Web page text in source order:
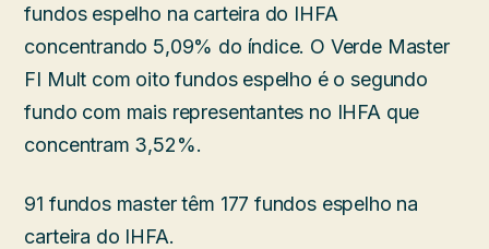
fundos espelho na carteira do IHFA
concentrando 5,09% do índice. O Verde Master
FI Mult com oito fundos espelho é o segundo
fundo com mais representantes no IHFA que
concentram 3,52%.
91 fundos master têm 177 fundos espelho na
carteira do IHFA.